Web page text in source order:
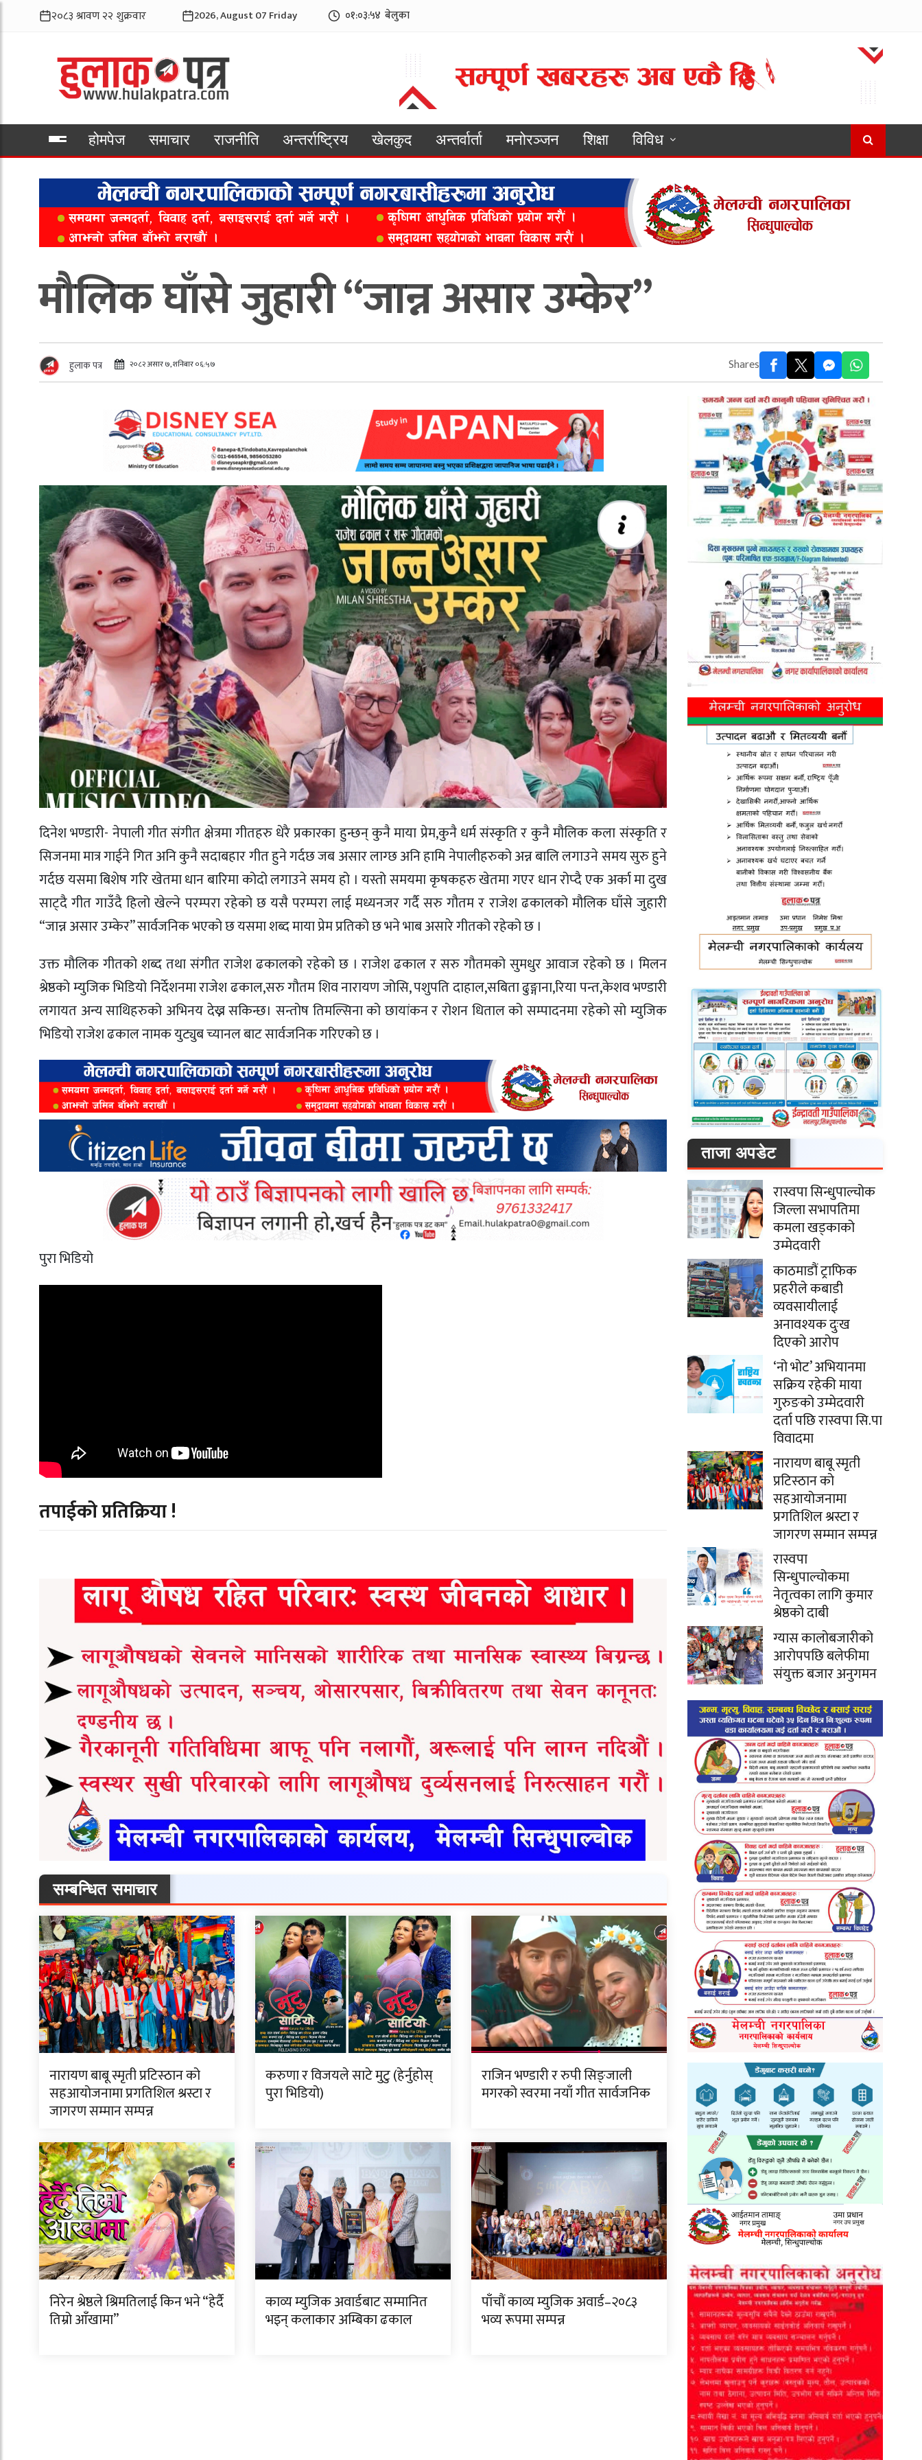
2026, August 07 Friday ०१:०३:५६ बेलुका
होमपेज समाचार राजनीति अन्तर्राष्ट्रिय खेलकुद अन्तर्वार्ता मनोरञ्जन शिक्षा
विविध
मौलिक घाँसे जुहारी “जान्न असार उम्केर”
हुलाक पत्र २०८२ असार ७, शनिबार ०६:५७ Shares
दिनेश भण्डारी- नेपाली गीत संगीत क्षेत्रमा गीतहरु धेरै प्रकारका हुन्छन् कुनै माया प्रेम,कुनै धर्म संस्कृति र कुनै मौलिक कला संस्कृति र
सिजनमा मात्र गाईने गित अनि कुनै सदाबहार गीत हुने गर्दछ जब असार लाग्छ अनि हामि नेपालीहरुको अन्न बालि लगाउने समय सुरु हुने
गर्दछ यसमा बिशेष गरि खेतमा धान बारिमा कोदो लगाउने समय हो । यस्तो समयमा कृषकहरु खेतमा गएर धान रोप्दै एक अर्का मा दुख
साट्दै गीत गाउँदै हिलो खेल्ने परम्परा रहेको छ यसै परम्परा लाई मध्यनजर गर्दै सरु गौतम र राजेश ढकालको मौलिक घाँसे जुहारी
“जान्न असार उम्केर” सार्वजनिक भएको छ यसमा शब्द माया प्रेम प्रतिको छ भने भाब असारे गीतको रहेको छ ।
उक्त मौलिक गीतको शब्द तथा संगीत राजेश ढकालको रहेको छ । राजेश ढकाल र सरु गौतमको सुमधुर आवाज रहेको छ । मिलन
श्रेष्ठको म्युजिक भिडियो निर्देशनमा राजेश ढकाल,सरु गौतम शिव नारायण जोसि, पशुपति दाहाल,सबिता ढुङ्गाना,रिया पन्त,केशव भण्डारी
लगायत अन्य साथिहरुको अभिनय देख्न सकिन्छ। सन्तोष तिमल्सिना को छायांकन र रोशन धिताल को सम्पादनमा रहेको सो म्युजिक
भिडियो राजेश ढकाल नामक युट्युब च्यानल बाट सार्वजनिक गरिएको छ ।
पुरा भिडियो
तपाईको प्रतिक्रिया !
सम्बन्धित समाचार
नारायण बाबू स्मृती प्रटिस्ठान को
सहआयोजनामा प्रगतिशिल श्रस्टा र
जागरण सम्मान सम्पन्न
करुणा र विजयले साटे मुटु (हेर्नुहोस्
पुरा भिडियो)
राजिन भण्डारी र रुपी सिङ्जाली
मगरको स्वरमा नयाँ गीत सार्वजनिक
निरेन श्रेष्ठले श्रिमतिलाई किन भने “हेर्दै
तिम्रो आँखामा”
काव्य म्युजिक अवार्डबाट सम्मानित
भइन् कलाकार अम्बिका ढकाल
पाँचौं काव्य म्युजिक अवार्ड–२०८३
भव्य रूपमा सम्पन्न
ताजा अपडेट
रास्वपा सिन्धुपाल्चोक
जिल्ला सभापतिमा
कमला खड्काको
उम्मेदवारी
काठमाडौं ट्राफिक
प्रहरीले कबाडी
व्यवसायीलाई
अनावश्यक दुःख
दिएको आरोप
‘नो भोट’ अभियानमा
सक्रिय रहेकी माया
गुरुङको उम्मेदवारी
दर्ता पछि रास्वपा सि.पा
विवादमा
नारायण बाबू स्मृती
प्रटिस्ठान को
सहआयोजनामा
प्रगतिशिल श्रस्टा र
जागरण सम्मान सम्पन्न
रास्वपा
सिन्धुपाल्चोकमा
नेतृत्वका लागि कुमार
श्रेष्ठको दाबी
ग्यास कालोबजारीको
आरोपपछि बलेफीमा
संयुक्त बजार अनुगमन